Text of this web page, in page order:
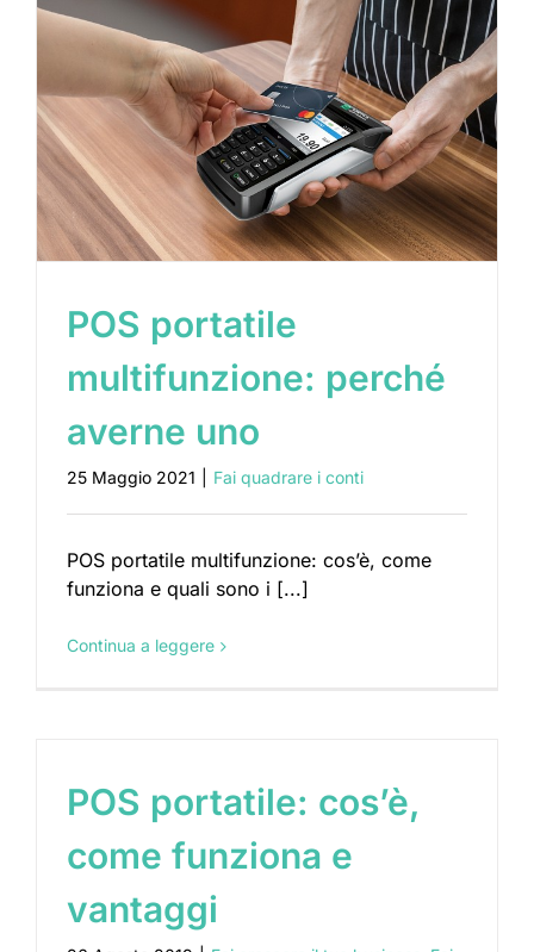
POS portatile
multifunzione: perché
averne uno
25 Maggio 2021 Fai quadrare i conti
POS portatile multifunzione: cos’è, come
funziona e quali sono i [...]
Continua a leggere
POS portatile: cos’è,
come funziona e
vantaggi